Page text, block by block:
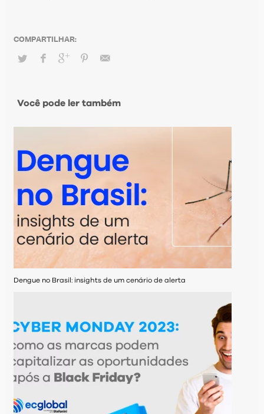
Você pode ler também
Dengue no Brasil: insights de um cenário de alerta